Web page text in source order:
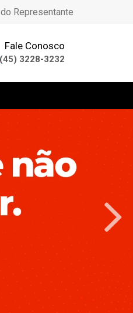
Representante
Fale Conosco
(45) 3228-3232